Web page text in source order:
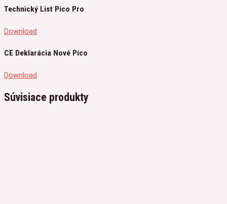
Technický List Pico Pro
Download
CE Deklarácia Nové Pico
Download
Súvisiace produkty